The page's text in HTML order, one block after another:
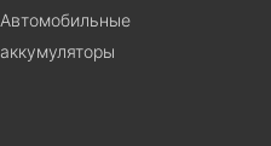
Автомобильные
аккумуляторы